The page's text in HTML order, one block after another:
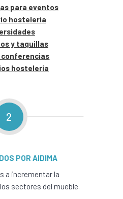
para eventos
hostelería
y taquillas
conferencias
hostelería
2
POR AIDIMA
a incrementar la
sectores del mueble.